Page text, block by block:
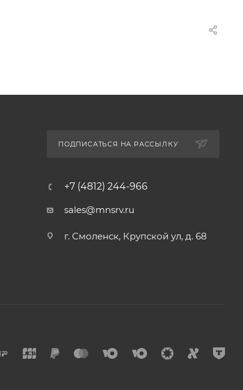
ПОДПИСАТЬСЯ НА РАССЫЛКУ
+7 (4812) 244-966
sales@mnsrv.ru
г. Смоленск, Крупской ул, д. 68